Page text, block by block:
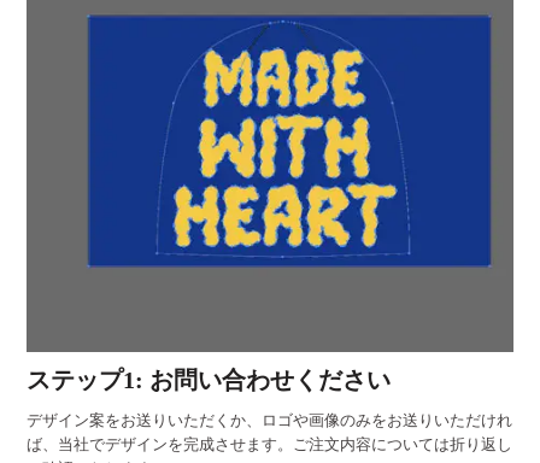
ステップ1: お問い合わせください
デザイン案をお送りいただくか、ロゴや画像のみをお送りいただけれ
ば、当社でデザインを完成させます。ご注文内容については折り返し